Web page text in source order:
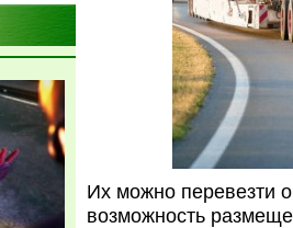
Их можно перевезти
возможность